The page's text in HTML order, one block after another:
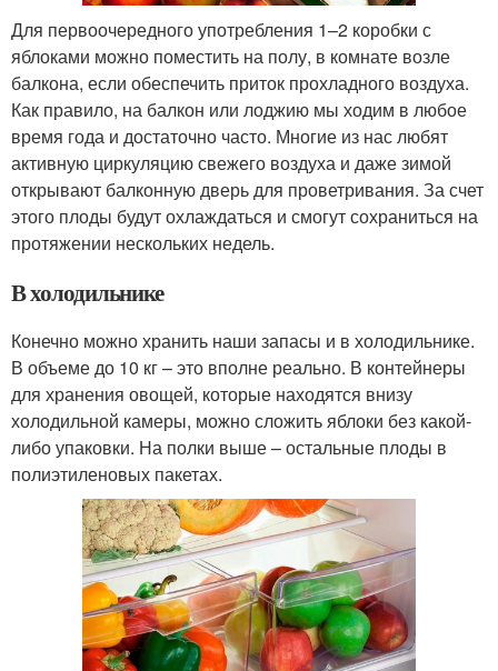
Для первоочередного употребления 1–2 коробки с
яблоками можно поместить на полу, в комнате возле
балкона, если обеспечить приток прохладного воздуха.
Как правило, на балкон или лоджию мы ходим в любое
время года и достаточно часто. Многие из нас любят
активную циркуляцию свежего воздуха и даже зимой
открывают балконную дверь для проветривания. За счет
этого плоды будут охлаждаться и смогут сохраниться на
протяжении нескольких недель.
В холодильнике
Конечно можно хранить наши запасы и в холодильнике.
В объеме до 10 кг – это вполне реально. В контейнеры
для хранения овощей, которые находятся внизу
холодильной камеры, можно сложить яблоки без какой-
либо упаковки. На полки выше – остальные плоды в
полиэтиленовых пакетах.